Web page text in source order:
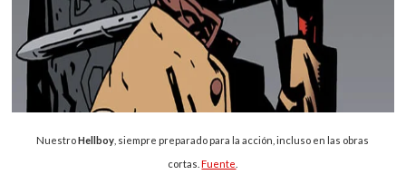
NuestroHellboy , siempre preparado para la acción, incluso en las obras
cortas.Fuente